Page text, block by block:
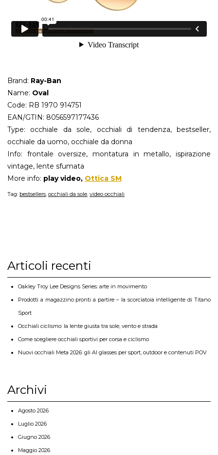
Brand: Ray-Ban
Name: Oval
Code: RB 1970 914751
EAN/GTIN: 8056597177436
Type: occhiale da sole, occhiali di tendenza, bestseller,
occhiale da uomo, occhiale da donna
Info: frontale oversize, montatura in metallo, ispirazione
vintage, lente sfumata
More info: play video, Ottica SM
Tag: bestsellers, occhiali da sole, video occhiali
Articoli recenti
Oakley Troy Lee Designs Series: arte in movimento
Prodotti a magazzino pronti a partire – la scorciatoia intelligente di Titano
Sport
Occhiali ciclismo: la lente giusta tra sole, vento e strada
Come scegliere occhiali sportivi per corsa e ciclismo
Nuovi occhiali Meta 2026: gli AI glasses per sport, outdoor e contenuti POV
Archivi
Agosto 2026
Luglio 2026
Giugno 2026
Maggio 2026